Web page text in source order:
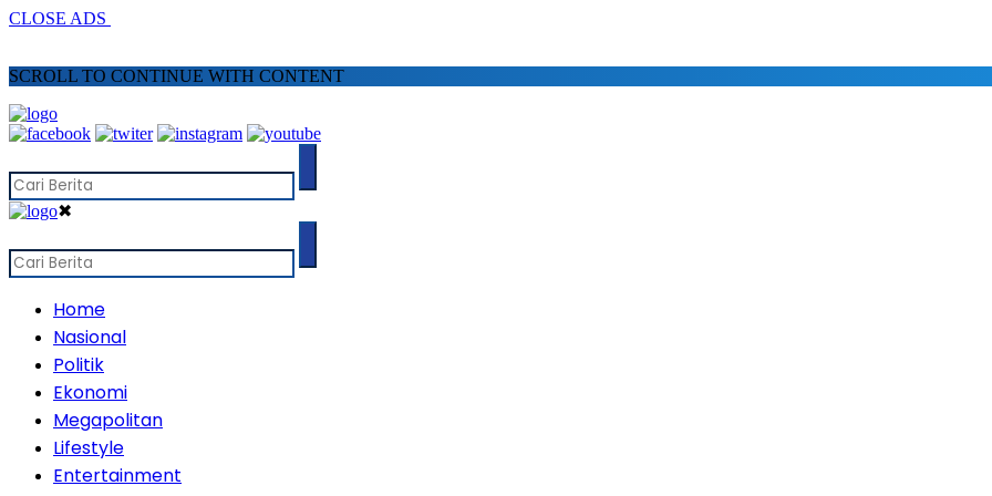
CLOSE ADS
SCROLL TO CONTINUE WITH CONTENT
✖
Home
Nasional
Politik
Ekonomi
Megapolitan
Lifestyle
Entertainment